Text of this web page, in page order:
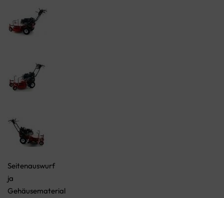
Seitenauswurf
ja
Gehäusematerial